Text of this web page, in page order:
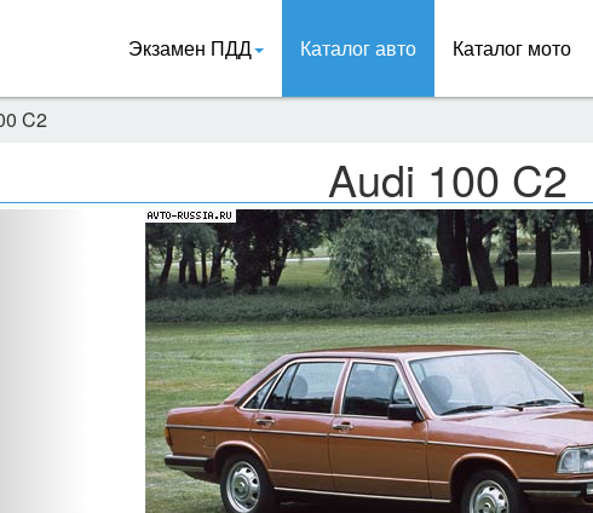
Экзамен ПДД Каталог авто Каталог мото
C2
Audi 100 C2